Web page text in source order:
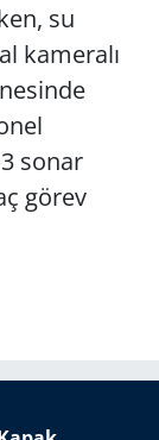
su
kameralı
sonar
görev